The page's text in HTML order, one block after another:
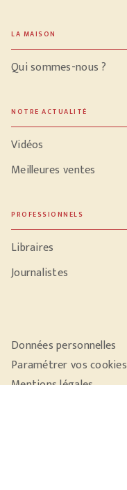
LA MAISON
Qui sommes-nous ?
NOTRE ACTUALITÉ
Vidéos
Meilleures ventes
PROFESSIONNELS
Libraires
Journalistes
Données personnelles
Paramétrer vos cookies
Mentions légales